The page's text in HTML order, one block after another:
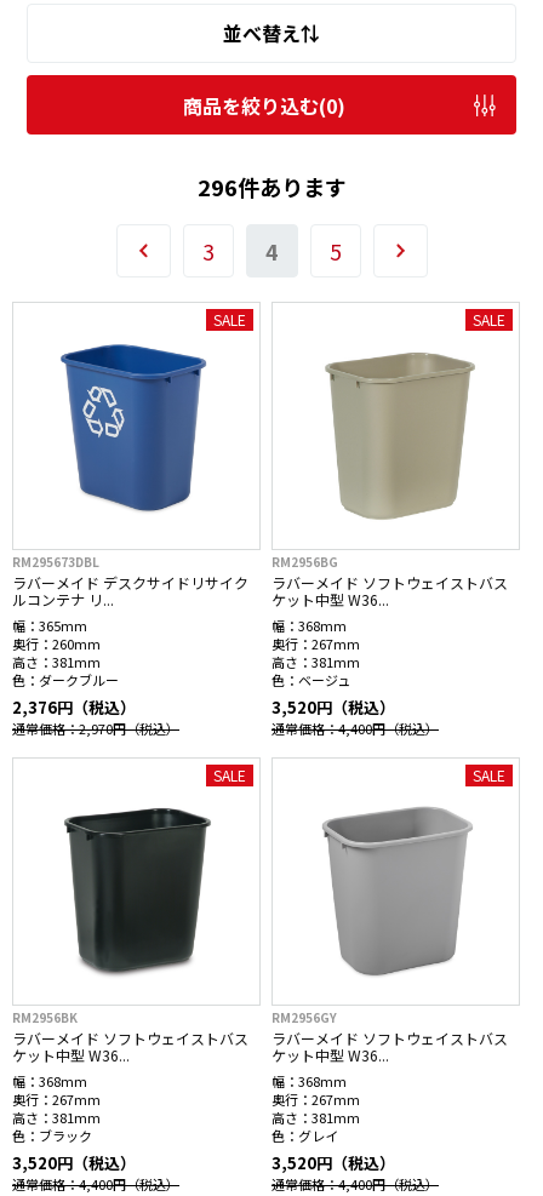
並べ替え⇅
商品を絞り込む(0)
296件あります
3 4 5
SALE
RM295673DBL
ラバーメイド デスクサイドリサイク
ルコンテナ リ...
幅： 365mm
奥行： 260mm
高さ： 381mm
色： ダークブルー
2,376円（税込）
通常価格：2,970円（税込）
SALE
RM2956BG
ラバーメイド ソフトウェイストバス
ケット中型 W36...
幅： 368mm
奥行： 267mm
高さ： 381mm
色： ベージュ
3,520円（税込）
通常価格：4,400円（税込）
SALE
RM2956BK
ラバーメイド ソフトウェイストバス
ケット中型 W36...
幅： 368mm
奥行： 267mm
高さ： 381mm
色： ブラック
3,520円（税込）
通常価格：4,400円（税込）
SALE
RM2956GY
ラバーメイド ソフトウェイストバス
ケット中型 W36...
幅： 368mm
奥行： 267mm
高さ： 381mm
色： グレイ
3,520円（税込）
通常価格：4,400円（税込）